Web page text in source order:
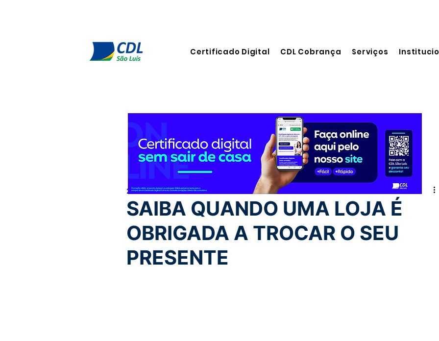
Certificado Digital CDL Cobrança Serviços
SAIBA QUANDO UMA LOJA É
OBRIGADA A TROCAR O SEU
PRESENTE
27 de dez. de 2024 2 min de leitura